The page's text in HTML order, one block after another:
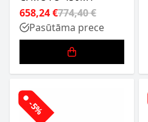
658,24 €774,40 €
Pasūtāma prece
-5%